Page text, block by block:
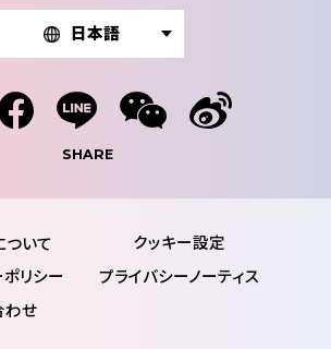
日本語
SHARE
いて
リシー
プライバシーノーティス
わせ